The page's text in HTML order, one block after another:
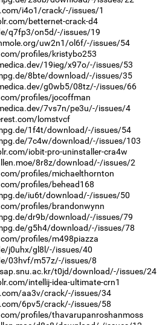
i4o1/crack/-/issues/1
betternet-crack-d4
q7fp3/on5d/-/issues/19
uw2n1/ol6f/-/issues/54
profiles/kristybo253
19ieg/x97o/-/issues/53
8bte/download/-/issues/35
g0wb5/08tz/-/issues/66
profiles/jocoffman
7vs7n/pe3u/-/issues/4
lomstvcf
1f4t/download/-/issues/54
7c4w/download/-/issues/103
iobit-pro-uninstaller-cra4w
8r8z/download/-/issues/2
profiles/michaelthornton
profiles/behead168
iu6t/download/-/issues/50
profiles/brandonwynn
dr9b/download/-/issues/79
g5h4/download/-/issues/78
profiles/m498piazza
j0uhx/gl8l/-/issues/40
03hvf/m57z/-/issues/8
t0jd/download/-/issues/24
intellij-idea-ultimate-crn1
aa3v/crack/-/issues/34
6pv5/crack/-/issues/58
profiles/thavarupanroshanmoss